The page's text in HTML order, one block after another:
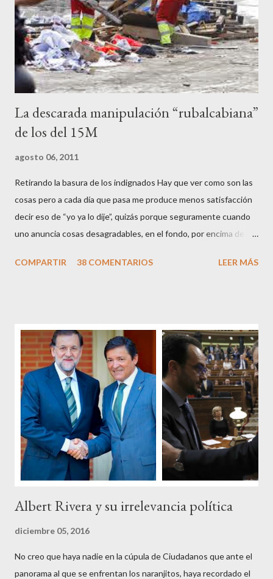
los agentes, incendiar contenedores, apedrear a la policía,
agredirla, morderla, para que toda la pijo progresía del país, todos
los que no fuman ni tabaco, n...
La descarada manipulación “rubalcabiana”
de los del 15M
agosto 06, 2011
Retirando la basura de los indignados Hay que ver como son las
cosas pero a cada día que pasa me produce menos satisfacción
decir eso de “yo ya lo dije”, quizás porque seguramente cuando
uno anuncia cosas desagradables, en el fondo, por encima de la
Pero francamente estos socialistas son tan transparentes en su
de ciudadanos, la mayoría de los cuales no han pagado jamás un
impuesto, sea por vocación o simplemente por no haber tenido
un trabajo en su vida, decidieron salir a la calle revestidos de la
sagrada túnica de la “indignación ciudadana” y con su actitud
crear una paradoja, se autodenominaban “movimiento 15M” y lo
que hicieron fue apoderarse de una plaza pública y allí sentaron
sus reales, bueno sus reales no,...
COMPARTIR 38 COMENTARIOS LEER MÁS
Albert Rivera y su irrelevancia política
diciembre 05, 2016
No creo que haya nadie en la cúpula de Ciudadanos que ante el
panorama al que se enfrentan los naranjitos, haya recordado el